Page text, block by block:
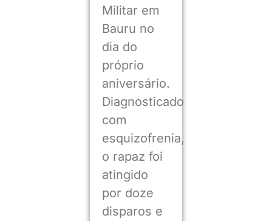
Militar em
Bauru no
dia do
próprio
aniversário.
Diagnosticado
com
esquizofrenia,
o rapaz foi
atingido
por doze
disparos e